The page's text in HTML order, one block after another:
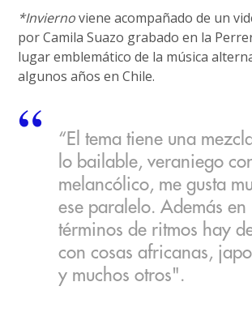
*Inviernoviene acompañado de un
por Camila Suazo grabado en la
lugar emblemático de la música
algunos años en Chile.
“El tema tiene una
lo bailable, veraniego
melancólico, me gusta
ese paralelo. Además en
términos de ritmos hay
con cosas africanas,
y muchos otros".